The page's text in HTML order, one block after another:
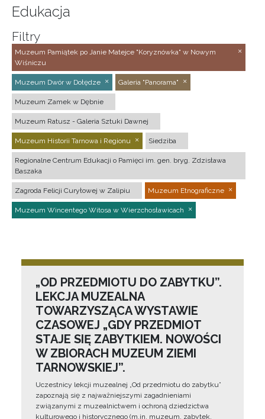
Edukacja
Filtry
Muzeum Pamiątek po Janie Matejce "Koryznówka" w Nowym
Wiśniczu
Muzeum Dwór w Dołędze Galeria "Panorama"
Muzeum Zamek w Dębnie
Muzeum Ratusz - Galeria Sztuki Dawnej
Muzeum Historii Tarnowa i Regionu Siedziba
Regionalne Centrum Edukacji o Pamięci im. gen. bryg. Zdzisława
Baszaka
Zagroda Felicji Curyłowej w Zalipiu Muzeum Etnograficzne
Muzeum Wincentego Witosa w Wierzchosławicach
„OD PRZEDMIOTU DO ZABYTKU”.
LEKCJA MUZEALNA
TOWARZYSZĄCA WYSTAWIE
CZASOWEJ „GDY PRZEDMIOT
STAJE SIĘ ZABYTKIEM. NOWOŚCI
W ZBIORACH MUZEUM ZIEMI
TARNOWSKIEJ”.
Uczestnicy lekcji muzealnej „Od przedmiotu do zabytku”
zapoznają się z najważniejszymi zagadnieniami
związanymi z muzealnictwem i ochroną dziedzictwa
kulturowego i historycznego (m.in. muzeum, zabytek,